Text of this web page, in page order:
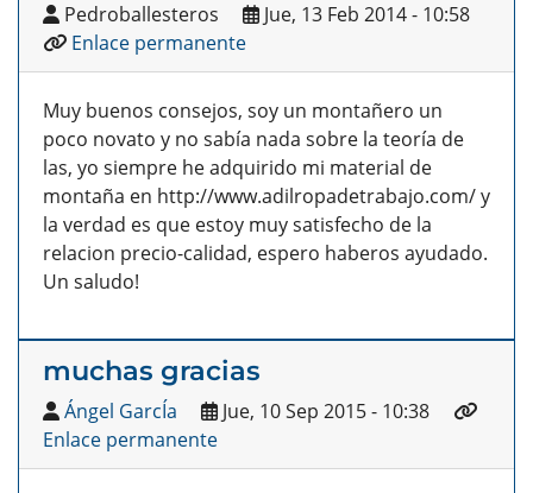
Pedroballesteros
Jue, 13 Feb 2014 - 10:58
Enlace permanente
Muy buenos consejos, soy un montañero un
poco novato y no sabía nada sobre la teoría de
las, yo siempre he adquirido mi material de
montaña en http://www.adilropadetrabajo.com/ y
la verdad es que estoy muy satisfecho de la
relacion precio-calidad, espero haberos ayudado.
Un saludo!
muchas gracias
Ángel GarcÍa
Jue, 10 Sep 2015 - 10:38
Enlace permanente